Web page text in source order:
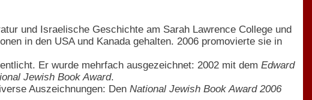
und Israelische Geschichte am Sarah Lawrence College und
in den USA und Kanada gehalten. 2006 promovierte sie in
Er wurde mehrfach ausgezeichnet: 2002 mit dem Edward
Jewish Book Award.
Auszeichnungen: Den National Jewish Book Award 2006